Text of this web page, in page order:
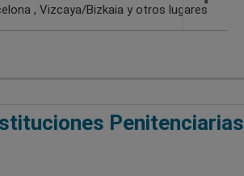
, Vizcaya/Bizkaia y otros lugares
Penitenciarias